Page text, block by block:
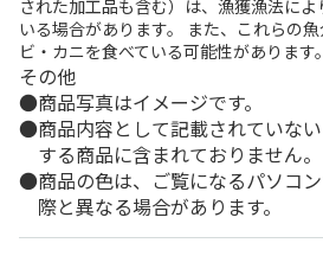
された加工品も含む）は、漁獲漁法に
いる場合があります。 また、これらの
ビ・カニを食べている可能性があります。
その他
商品写真はイメージです。
商品内容として記載されていな
する商品に含まれておりません。
商品の色は、ご覧になるパソコ
際と異なる場合があります。